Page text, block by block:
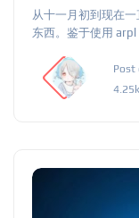
从十一月初到现在
东西。鉴于使用
Post
4.25k